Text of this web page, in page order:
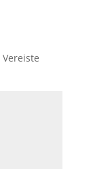
Vereiste